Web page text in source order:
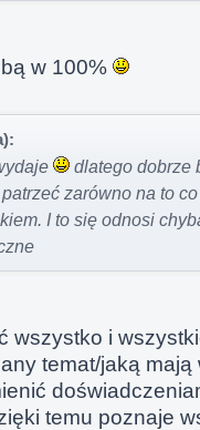
w 100%
dlatego dobrze
zarówno na to
I to się odnosi
wszystko i
temat/jaką
temu poznaje